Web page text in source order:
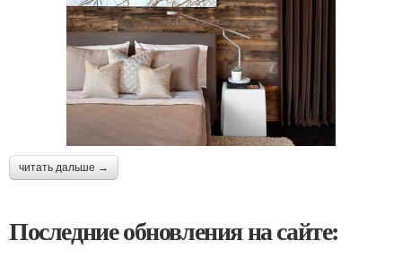
читать дальше →
Последние обновления на сайте: